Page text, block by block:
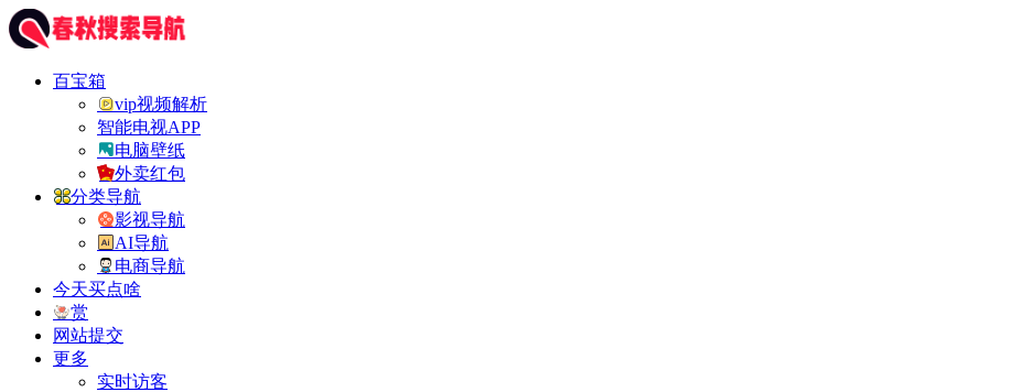
百宝箱
vip视频解析
智能电视APP
电脑壁纸
外卖红包
分类导航
影视导航
AI导航
电商导航
今天买点啥
赏
网站提交
更多
实时访客